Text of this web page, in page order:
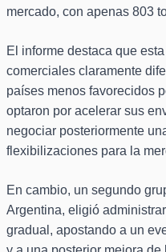
mercado, con apenas 803
El informe destaca que
comerciales claramente
países menos favorecidos
optaron por acelerar sus
negociar posteriormente
flexibilizaciones para la
En cambio, un segundo
Argentina, eligió
gradual, apostando a un